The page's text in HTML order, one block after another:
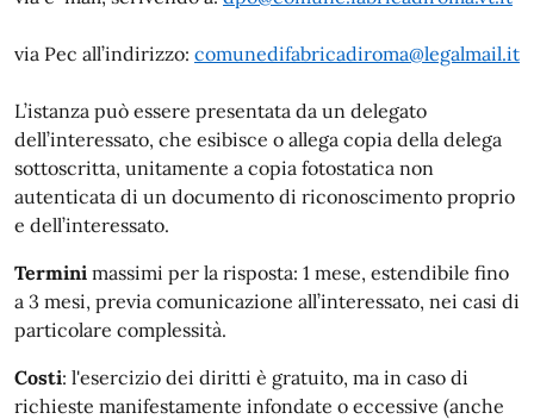
via Pec all’indirizzo: comunedifabricadiroma@legalmail.it
L’istanza può essere presentata da un delegato
dell’interessato, che esibisce o allega copia della delega
sottoscritta, unitamente a copia fotostatica non
autenticata di un documento di riconoscimento proprio
e dell’interessato.
Termini massimi per la risposta: 1 mese, estendibile fino
a 3 mesi, previa comunicazione all’interessato, nei casi di
particolare complessità.
Costi: l'esercizio dei diritti è gratuito, ma in caso di
richieste manifestamente infondate o eccessive (anche